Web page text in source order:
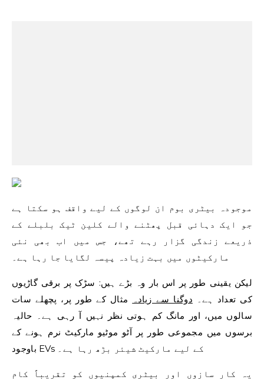
موجودہ بیٹری بوم ان لوگوں کے لیے واقف ہو سکتا ہے
جو ایک دہائی قبل پھٹنے والے کلین ٹیک بلبلے کے
ذریعے زندگی گزار رہے تھے، جس میں اب بھی نئی
مارکیٹوں میں بہت زیادہ پیسہ لگایا جا رہا ہے۔
لیکن یقینی طور پر اس بار وہ بڑے ہیں: سڑک پر برقی گاڑیوں
کی تعداد ہے۔ دوگنا سے زیادہ
مثال کے طور پر، پچھلے سات
سالوں میں، اور مانگ کم ہوتی نظر نہیں آ رہی ہے۔ حالیہ
برسوں میں مجموعی طور پر آٹو موٹیو مارکیٹ نرم ہونے کے
باوجود EVs کے لیے مارکیٹ شیئر بڑھ رہا ہے۔
یہ کار سازوں اور بیٹری کمپنیوں کو تقریباً کام